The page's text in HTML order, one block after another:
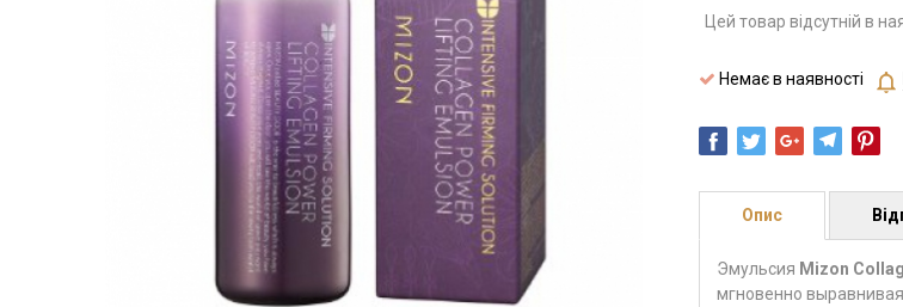
Цей товар відсутній в
Немає в наявності
Опис
Эмульсия Mizon
мгновенно